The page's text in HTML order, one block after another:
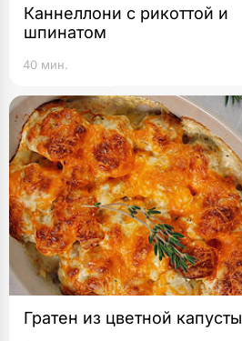
Каннеллони с рикоттой и
шпинатом
40 мин.
Гратен из цветной капусты